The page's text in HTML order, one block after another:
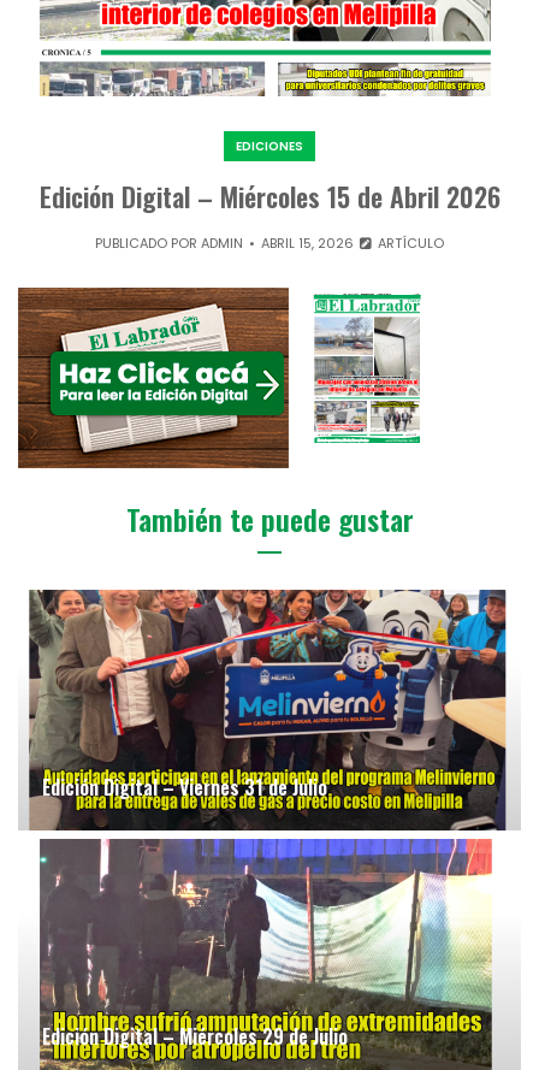
EDICIONES
Edición Digital – Miércoles 15 de Abril 2026
PUBLICADO PORADMIN ABRIL 15, 2026 ARTÍCULO
También te puede gustar
Edición Digital – Viernes 31 de Julio
Edición Digital – Miércoles 29 de Julio